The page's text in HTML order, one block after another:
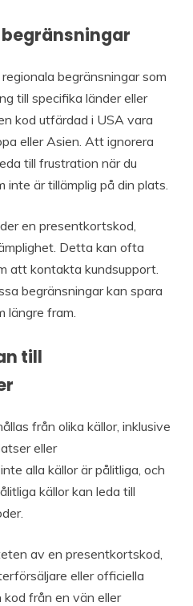
begränsningar som
till specifika länder eller
kod utfärdad i USA vara
eller Asien. Att ignorera
till frustration när du
inte är tillämplig på din plats.
en presentkortskod,
Detta kan ofta
att kontakta kundsupport.
begränsningar kan spara
längre fram.
till
från olika källor, inklusive
eller
alla källor är pålitliga, och
källor kan leda till
av en presentkortskod,
eller officiella
från en vän eller